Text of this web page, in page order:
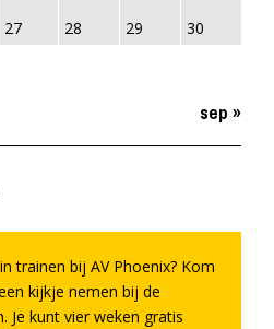
27 28 29 30
sep »
trainen bij AV Phoenix? Kom
kijkje nemen bij de
Je kunt vier weken gratis